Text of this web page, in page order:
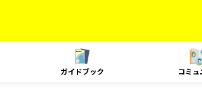
ガイドブック コミュ